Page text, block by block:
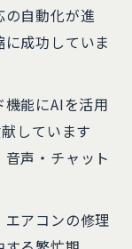
自動化が進
成功していま
能にAIを活用
しています
声・チャット
アコンの修理